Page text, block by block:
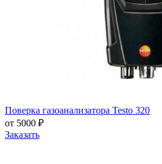
Поверка газоанализатора Testo 320
от 5000 ₽
Заказать